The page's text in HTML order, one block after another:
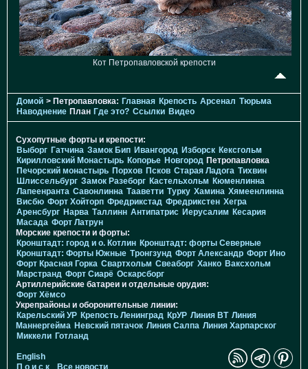
Кот Петропавловской крепости
Домой > Петропавловка: Главная Крепость Арсенал Тюрьма
Наводнение План Где это? Ссылки Видео
Сухопутные форты и крепости:
Выборг Гатчина Замок Бип Ивангород Изборск Кексгольм
Кирилловский Монастырь Копорье Новгород Петропавловка
Печорcкий монастырь Порхов Псков Старая Ладога Тихвин
Шлиссельбург Замок Разеборг Кастельхольм Кюменлинна
Лапеенранта Савонлинна Тааветти Турку Хамина Хямеенлинна
Висбю Форт Хойторп Фредрикстад Фредрикстен Хегра
Аренсбург Нарва Таллинн Антипатрис Иерусалим Кесария
Масада Форт Латрун
Морские крепости и форты:
Кронштадт: город и о. Котлин Кронштадт: форты Северные
Кронштадт: Форты Южные Тронгзунд Форт Александр Форт Ино
Форт Красная Горка Свартхольм Свеаборг Ханко Ваксхольм
Марстранд Форт Сиарё Оскарсборг
Артиллерийские батареи и отдельные орудия:
Форт Хёмсо
Укрепрайоны и оборонительные линии:
Карельский УР Крепость Ленинград КрУР Линия ВТ Линия
Маннергейма Невский пятачок Линия Салпа Линия Харпарског
Миккели Готланд
English
П о и с к
Все новости